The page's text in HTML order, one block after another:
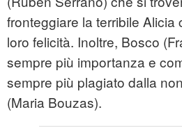
fronteggiare la terribile Alicia
loro felicità. Inoltre, Bosco
sempre più importanza e
sempre più plagiato dalla
(Maria Bouzas).